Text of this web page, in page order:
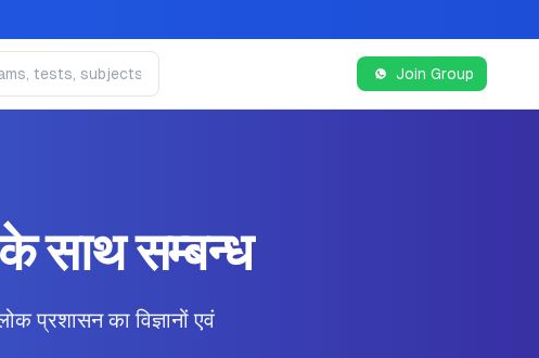
Join Group
के साथ सम्बन्ध
का विज्ञानों एवं